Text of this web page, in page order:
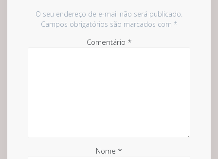
O seu endereço de e-mail não será publicado.
Campos obrigatórios são marcados com *
Comentário *
Nome *